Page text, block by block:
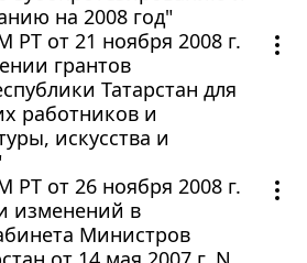
на 2008 год"
РТ от 21 ноября 2008 г.
грантов
Татарстан для
работников и
искусства и
РТ от 26 ноября 2008 г.
изменений в
Министров